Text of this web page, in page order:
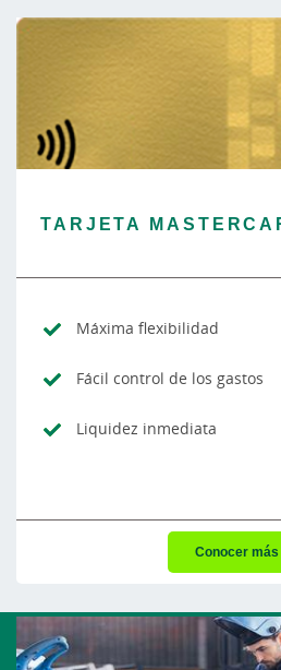
TARJETA
Máxima flexibilidad
Fácil control de los gastos
Liquidez inmediata
Conocer más